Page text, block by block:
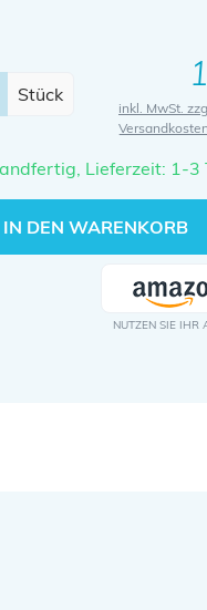
Stück
inkl. MwSt.
Versandkosten
Lieferzeit: 1-3
IN DEN WARENKORB